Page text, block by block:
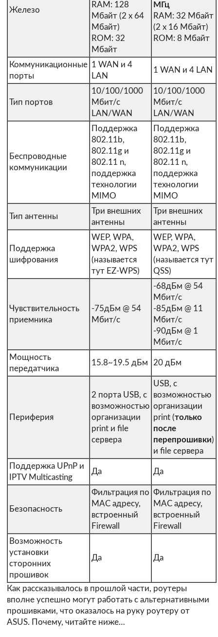
Железо
RAM: 128
Мбайт (2 x 64
Мбайт)
ROM: 32
Мбайт
МГц
RAM: 32 Мбайт
(2 x 16 Мбайт)
ROM: 8 Мбайт
Коммуникационные
порты
1 WAN и 4
LAN
1 WAN и 4 LAN
Тип портов
10/100/1000
Мбит/с
LAN/WAN
10/100/1000
Мбит/с
LAN/WAN
Беспроводные
коммуникации
Поддержка
802.11b,
802.11g и
802.11 n,
поддержка
технологии
MIMO
Поддержка
802.11b,
802.11g и
802.11 n,
поддержка
технологии
MIMO
Тип антенны
Три внешних
антенны
Три внешних
антенны
Поддержка
шифрования
WEP, WPA,
WPA2, WPS
(называется
тут EZ-WPS)
WEP, WPA,
WPA2, WPS
(называется тут
QSS)
Чувствительность
приемника
-75дБм @ 54
Мбит/с
-68дБм @ 54
Мбит/с
-85дБм @ 11
Мбит/с
-90дБм @ 1
Мбит/с
Мощность
передатчика
15.8~19.5 дБм 20 дБм
Периферия
2 порта USB, с
возможностью
организации
print и file
сервера
USB, с
возможностью
организации
print (только
после
перепрошивки)
и file сервера
Поддержка UPnP и
IPTV Multicasting
Да Да
Безопасность
Фильтрация по
MAC адресу,
встроенный
Firewall
Фильтрация по
MAC адресу,
встроенный
Firewall
Возможность
установки
сторонних
прошивок
Да Да
Как рассказывалось в прошлой части, роутеры
вполне успешно могут работать с альтернативными
прошивками, что оказалось на руку роутеру от
ASUS. Почему, читайте ниже…